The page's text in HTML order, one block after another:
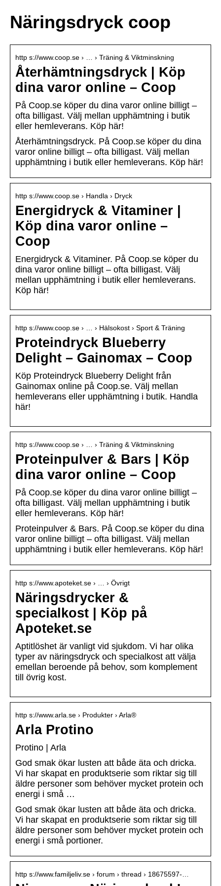
Näringsdryck coop
http s://www.coop.se › … › Träning & Viktminskning
Återhämtningsdryck | Köp
dina varor online – Coop
På Coop.se köper du dina varor online billigt –
ofta billigast. Välj mellan upphämtning i butik
eller hemleverans. Köp här!
Återhämtningsdryck. På Coop.se köper du dina
varor online billigt – ofta billigast. Välj mellan
upphämtning i butik eller hemleverans. Köp här!
http s://www.coop.se › Handla › Dryck
Energidryck & Vitaminer |
Köp dina varor online –
Coop
Energidryck & Vitaminer. På Coop.se köper du
dina varor online billigt – ofta billigast. Välj
mellan upphämtning i butik eller hemleverans.
Köp här!
http s://www.coop.se › … › Hälsokost › Sport & Träning
Proteindryck Blueberry
Delight – Gainomax – Coop
Köp Proteindryck Blueberry Delight från
Gainomax online på Coop.se. Välj mellan
hemleverans eller upphämtning i butik. Handla
här!
http s://www.coop.se › … › Träning & Viktminskning
Proteinpulver & Bars | Köp
dina varor online – Coop
På Coop.se köper du dina varor online billigt –
ofta billigast. Välj mellan upphämtning i butik
eller hemleverans. Köp här!
Proteinpulver & Bars. På Coop.se köper du dina
varor online billigt – ofta billigast. Välj mellan
upphämtning i butik eller hemleverans. Köp här!
http s://www.apoteket.se › … › Övrigt
Näringsdrycker &
specialkost | Köp på
Apoteket.se
Aptitlöshet är vanligt vid sjukdom. Vi har olika
typer av näringsdryck och specialkost att välja
emellan beroende på behov, som komplement
till övrig kost.
http s://www.arla.se › Produkter › Arla®
Arla Protino
Protino | Arla
God smak ökar lusten att både äta och dricka.
Vi har skapat en produktserie som riktar sig till
äldre personer som behöver mycket protein och
energi i små …
God smak ökar lusten att både äta och dricka.
Vi har skapat en produktserie som riktar sig till
äldre personer som behöver mycket protein och
energi i små portioner.
http s://www.familjeliv.se › forum › thread › 18675597-…